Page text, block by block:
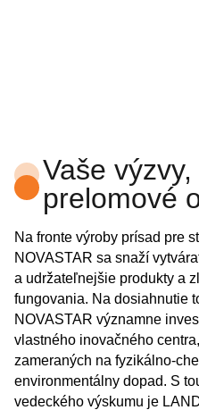
Vaše
prelomové
Na fronte výroby prísad pre
NOVASTAR sa snaží
a udržateľnejšie produkty a
fungovania. Na dosiahnutie
NOVASTAR významne
vlastného inovačného
zameraných na fyzikálno-
environmentálny dopad. S
vedeckého výskumu je